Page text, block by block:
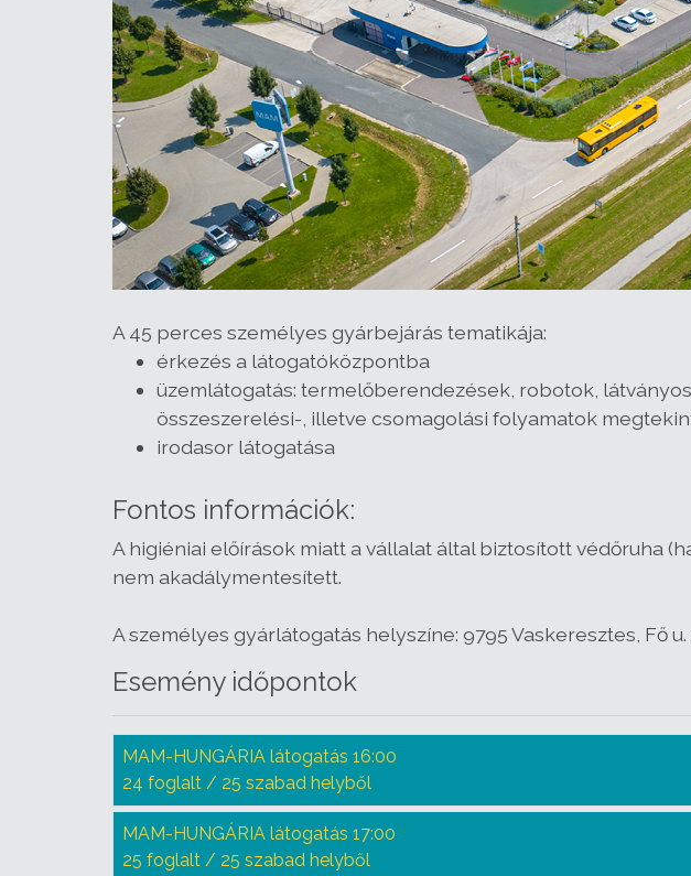
A 45 perces személyes gyárbejárás tematikája:
érkezés a látogatóközpontba
üzemlátogatás: termelőberendezések, robotok,
összeszerelési-, illetve csomagolási folyamatok
irodasor látogatása
Fontos információk:
A higiéniai előírások miatt a vállalat által biztosított védőruha
nem akadálymentesített.
A személyes gyárlátogatás helyszíne: 9795 Vaskeresztes, Fő u.
Esemény időpontok
MAM-HUNGÁRIA látogatás 16:00
24 foglalt / 25 szabad helyből
MAM-HUNGÁRIA látogatás 17:00
25 foglalt / 25 szabad helyből